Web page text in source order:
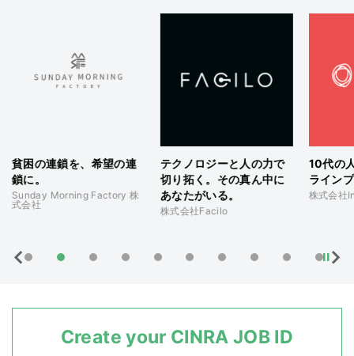
貧困の連鎖を、希望の連
鎖に。
Sunday Morning Factory 株
式会社
テクノロジーと人の力で
切り拓く。その真ん中に
あなたがいる。
株式会社Facilo
10代の
ライン
株式会社
Create your CINRA JOB ID